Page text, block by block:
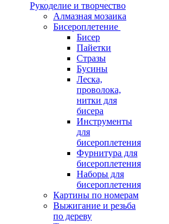
Рукоделие и творчество
Алмазная мозаика
Бисероплетение
Бисер
Пайетки
Стразы
Бусины
Леска,
проволока,
нитки для
бисера
Инструменты
для
бисероплетения
Фурнитура для
бисероплетения
Наборы для
бисероплетения
Картины по номерам
Выжигание и резьба
по дереву